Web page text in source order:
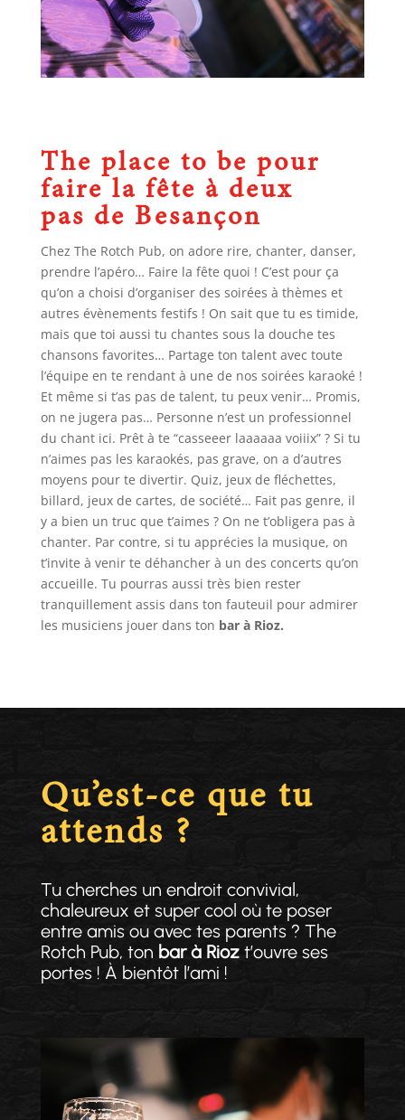
The place to be pour
faire la fête à deux
pas de Besançon
Chez The Rotch Pub, on adore rire, chanter, danser,
prendre l’apéro… Faire la fête quoi ! C’est pour ça
qu’on a choisi d’organiser des soirées à thèmes et
autres évènements festifs ! On sait que tu es timide,
mais que toi aussi tu chantes sous la douche tes
chansons favorites… Partage ton talent avec toute
l’équipe en te rendant à une de nos soirées karaoké !
Et même si t’as pas de talent, tu peux venir… Promis,
on ne jugera pas… Personne n’est un professionnel
du chant ici. Prêt à te “casseeer laaaaaa voiiix” ? Si tu
n’aimes pas les karaokés, pas grave, on a d’autres
moyens pour te divertir. Quiz, jeux de fléchettes,
billard, jeux de cartes, de société… Fait pas genre, il
y a bien un truc que t’aimes ? On ne t’obligera pas à
chanter. Par contre, si tu apprécies la musique, on
t’invite à venir te déhancher à un des concerts qu’on
accueille. Tu pourras aussi très bien rester
tranquillement assis dans ton fauteuil pour admirer
les musiciens jouer dans ton bar à Rioz.
Qu’est-ce que tu
attends ?
Tu cherches un endroit convivial,
chaleureux et super cool où te poser
entre amis ou avec tes parents ? The
Rotch Pub, ton bar à Riozt’ouvre ses
portes ! À bientôt l’ami !